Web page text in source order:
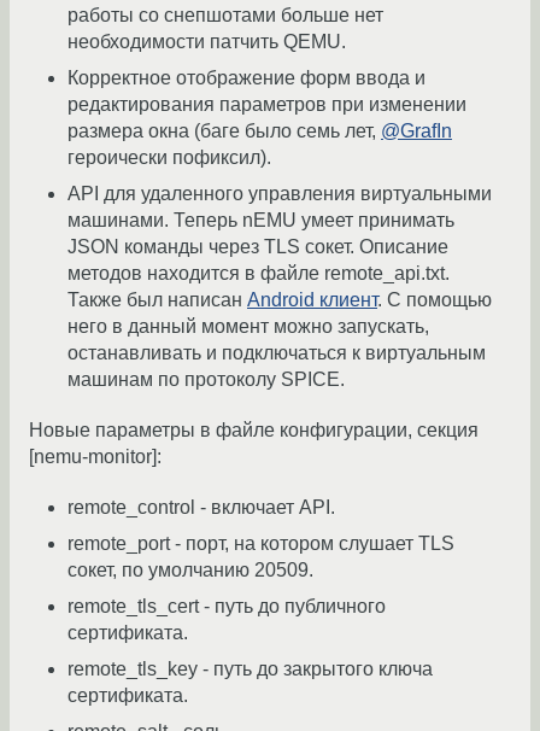
работы со снепшотами больше нет
необходимости патчить QEMU.
Корректное отображение форм ввода и
редактирования параметров при изменении
размера окна (баге было семь лет, @GrafIn
героически пофиксил).
API для удаленного управления виртуальными
машинами. Теперь nEMU умеет принимать
JSON команды через TLS сокет. Описание
методов находится в файле remote_api.txt.
Также был написан Android клиент. С помощью
него в данный момент можно запускать,
останавливать и подключаться к виртуальным
машинам по протоколу SPICE.
Новые параметры в файле конфигурации, секция
[nemu-monitor]:
remote_control - включает API.
remote_port - порт, на котором слушает TLS
сокет, по умолчанию 20509.
remote_tls_cert - путь до публичного
сертификата.
remote_tls_key - путь до закрытого ключа
сертификата.